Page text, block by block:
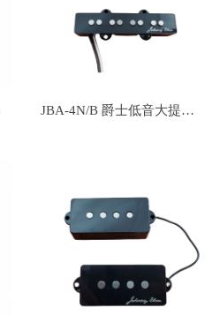
JBA-4N/B 爵士低音大提琴